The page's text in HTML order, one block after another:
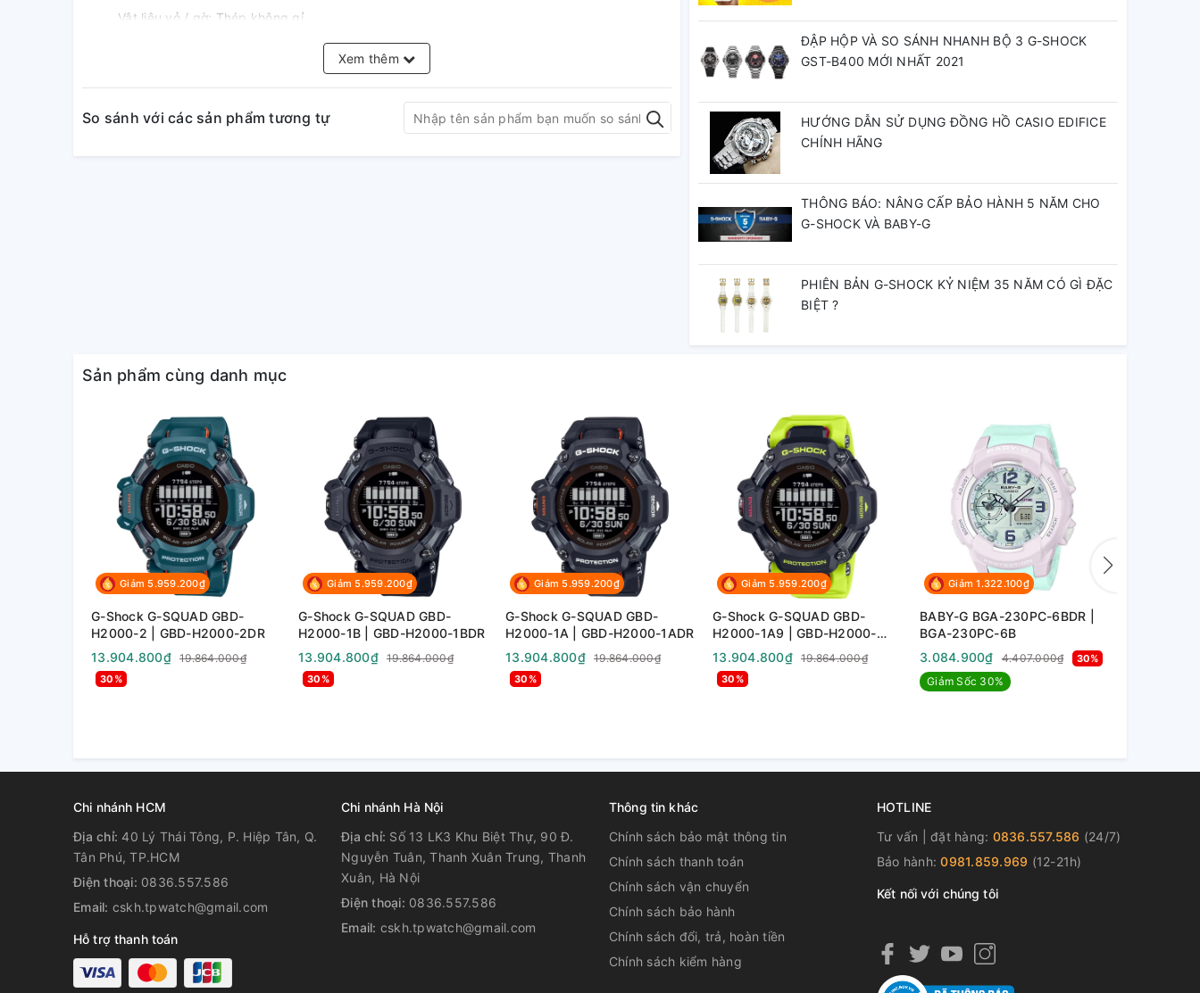
Vật liệu vỏ / gờ: Thép không gỉ
Nắp gập 3 lần chỉ với một lần bấm
Màn hình hiển thị ngày bằng tiếng Anh và tiếng Tây Ban Nha
Vỏ ngoài
Mặt kính
Mặt kính khoáng
Đặc điểm đường gờ
Gờ định hướng
Kích cỡ dây đeo tương thích
150 đến 205 mm
Bộ nguồn và tuổi thọ pin
Tuổi thọ pin xấp xỉ: 3 năm đối với pin SR920SW
Xem thêm
So sánh với các sản phẩm tương tự
ĐẬP HỘP VÀ SO SÁNH NHANH BỘ 3 G-SHOCK
GST-B400 MỚI NHẤT 2021
HƯỚNG DẪN SỬ DỤNG ĐỒNG HỒ CASIO EDIFICE
CHÍNH HÃNG
THÔNG BÁO: NÂNG CẤP BẢO HÀNH 5 NĂM CHO
G-SHOCK VÀ BABY-G
PHIÊN BẢN G-SHOCK KỶ NIỆM 35 NĂM CÓ GÌ ĐẶC
BIỆT ?
Sản phẩm cùng danh mục
Giảm 5.959.200₫
G-Shock G-SQUAD GBD-
H2000-2 | GBD-H2000-2DR
13.904.800₫
19.864.000₫
30%
Giảm 5.959.200₫
G-Shock G-SQUAD GBD-
H2000-1B | GBD-H2000-1BDR
13.904.800₫
19.864.000₫
30%
Giảm 5.959.200₫
G-Shock G-SQUAD GBD-
H2000-1A | GBD-H2000-1ADR
13.904.800₫
19.864.000₫
30%
Giảm 5.959.200₫
G-Shock G-SQUAD GBD-
H2000-1A9 | GBD-H2000-
1A9DR
13.904.800₫ 19.864.000₫
30%
Giảm 1.322.100₫
BABY-G BGA-230PC-6BDR |
BGA-230PC-6B
3.084.900₫
4.407.000₫ 30%
Giảm Sốc 30%
Chi nhánh HCM
Địa chỉ: 40 Lý Thái Tông, P. Hiệp Tân, Q.
Tân Phú, TP.HCM
Điện thoại: 0836.557.586
Email: cskh.tpwatch@gmail.com
Hỗ trợ thanh toán
Chi nhánh Hà Nội
Địa chỉ: Số 13 LK3 Khu Biệt Thự, 90 Đ.
Nguyễn Tuân, Thanh Xuân Trung, Thanh
Xuân, Hà Nội
Điện thoại: 0836.557.586
Email: cskh.tpwatch@gmail.com
Thông tin khác
Chính sách bảo mật thông tin
Chính sách thanh toán
Chính sách vận chuyển
Chính sách bảo hành
Chính sách đổi, trả, hoàn tiền
Chính sách kiểm hàng
HOTLINE
Tư vấn | đặt hàng: 0836.557.586 (24/7)
Bảo hành:0981.859.969 (12-21h)
Kết nối với chúng tôi